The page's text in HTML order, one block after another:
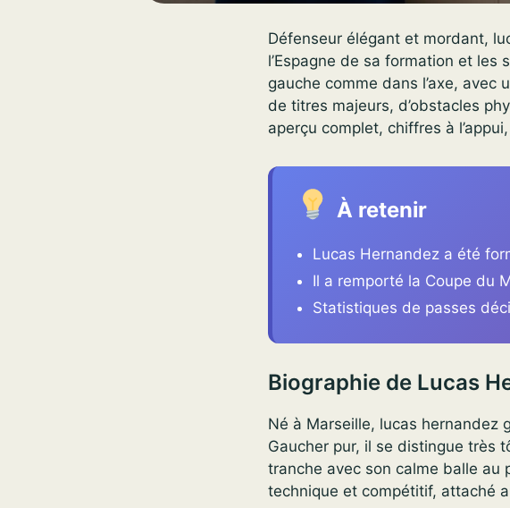
Défenseur élégant et mordant,
l’Espagne de sa formation et les
gauche comme dans l’axe,
de titres majeurs, d’obstacles
aperçu complet, chiffres à
À retenir
Lucas Hernandez a été
Il a remporté la Coupe du
Statistiques de passes
Biographie de Lucas
Né à Marseille, lucas hernandez
Gaucher pur, il se distingue très
tranche avec son calme balle au
technique et compétitif, attaché